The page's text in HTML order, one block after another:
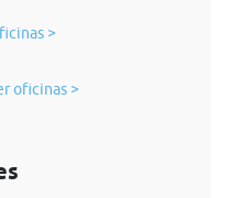
>
oficinas >